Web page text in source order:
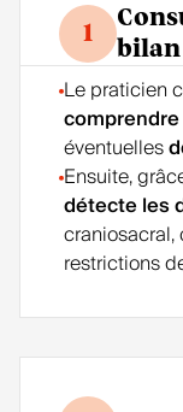
1
bilan
Le praticien
éventuelles
Ensuite,
détecte les
restrictions